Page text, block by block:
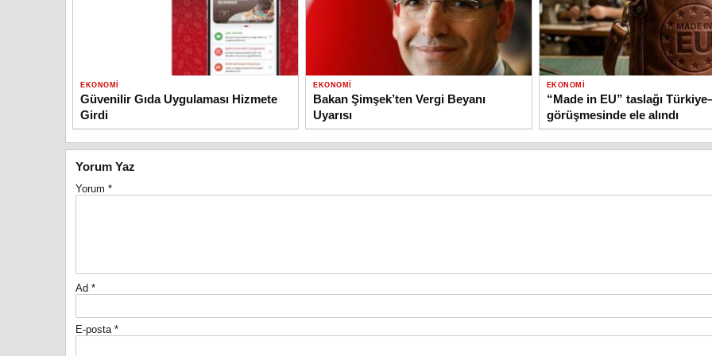
EKONOMI
Güvenilir Gıda Uygulaması Hizmete
Girdi
EKONOMI
Bakan Şimşek’ten Vergi Beyanı
Uyarısı
EKONOMI
“Made in EU” taslağı
görüşmesinde ele alındı
Yorum Yaz
Yorum *
Ad *
E-posta *